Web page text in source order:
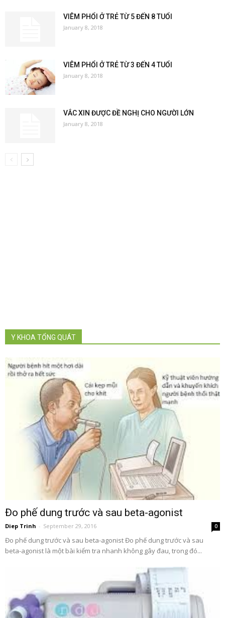
VIÊM PHỔI Ở TRẺ TỪ 5 ĐẾN 8 TUỔI
January 8, 2018
VIÊM PHỔI Ở TRẺ TỪ 3 ĐẾN 4 TUỔI
January 8, 2018
VẮC XIN ĐƯỢC ĐỀ NGHỊ CHO NGƯỜI LỚN
January 8, 2018
Y KHOA TỔNG QUÁT
Đo phế dung trước và sau beta-agonist
Diep Trinh - September 29, 2016 0
Đo phế dung trước và sau beta-agonist Đo phế dung trước và sau
beta-agonist là một bài kiểm tra nhanh không gây đau, trong đó...